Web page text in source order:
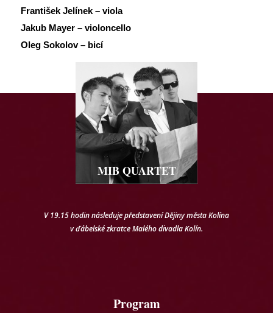
František Jelínek – viola
Jakub Mayer – violoncello
Oleg Sokolov – bicí
V 19.15 hodin následuje představení Dějiny města Kolína
v ďábelské zkratce Malého divadla Kolín.
MIB QUARTET
Program